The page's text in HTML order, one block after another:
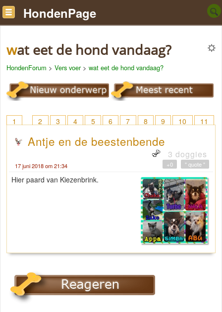
HondenPage
wat eet de hond vandaag?
HondenForum > Vers voer> wat eet de hond vandaag?
1 2 3 4 5 6 7 8 9 10
11
Antje en de beestenbende
3 doggies
17 juni 2018 om 21:34 " quote "
+0
Hier paard van Kiezenbrink.